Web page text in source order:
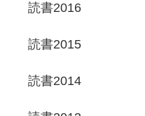
読書2016
読書2015
読書2014